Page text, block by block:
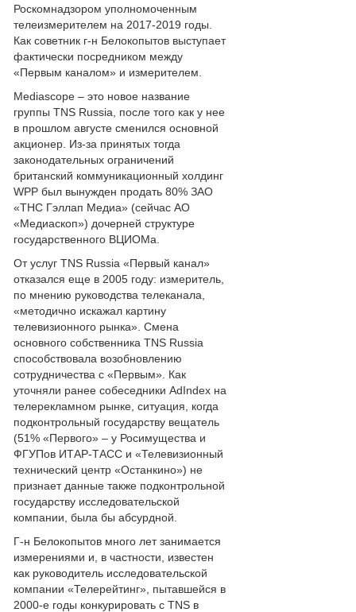
Роскомнадзором уполномоченным
телеизмерителем на 2017-2019 годы.
Как советник г-н Белокопытов выступает
фактически посредником между
«Первым каналом» и измерителем.
Mediascope – это новое название
группы TNS Russia, после того как у нее
в прошлом августе сменился основной
акционер. Из-за принятых тогда
законодательных ограничений
британский коммуникационный холдинг
WPP был вынужден продать 80% ЗАО
«ТНС Гэллап Медиа» (сейчас АО
«Медиаскоп») дочерней структуре
государственного ВЦИОМа.
От услуг TNS Russia «Первый канал»
отказался еще в 2005 году: измеритель,
по мнению руководства телеканала,
«методично искажал картину
телевизионного рынка». Смена
основного собственника TNS Russia
способствовала возобновлению
сотрудничества c «Первым». Как
уточняли ранее собеседники AdIndex на
телерекламном рынке, ситуация, когда
подконтрольный государству вещатель
(51% «Первого» – у Росимущества и
ФГУПов ИТАР-ТАСС и «Телевизионный
технический центр «Останкино») не
признает данные также подконтрольной
государству исследовательской
компании, была бы абсурдной.
Г-н Белокопытов много лет занимается
измерениями и, в частности, известен
как руководитель исследовательской
компании «Телерейтинг», пытавшейся в
2000-е годы конкурировать с TNS в